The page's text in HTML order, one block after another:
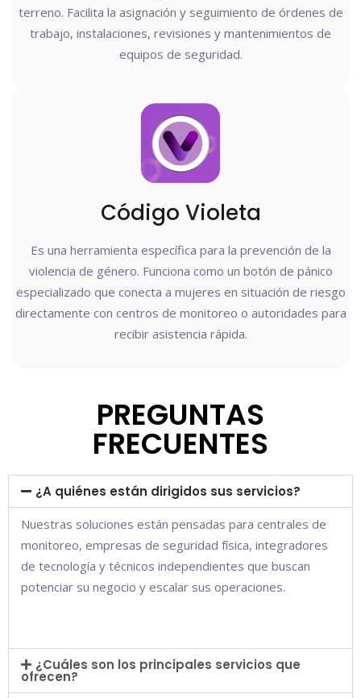
terreno. Facilita la asignación y seguimiento de órdenes de
trabajo, instalaciones, revisiones y mantenimientos de
equipos de seguridad.
Código Violeta
Es una herramienta específica para la prevención de la
violencia de género. Funciona como un botón de pánico
especializado que conecta a mujeres en situación de riesgo
directamente con centros de monitoreo o autoridades para
recibir asistencia rápida.
PREGUNTAS
FRECUENTES
¿A quiénes están dirigidos sus servicios?
Nuestras soluciones están pensadas para centrales de
monitoreo, empresas de seguridad física, integradores
de tecnología y técnicos independientes que buscan
potenciar su negocio y escalar sus operaciones.
¿Cuáles son los principales servicios que
ofrecen?